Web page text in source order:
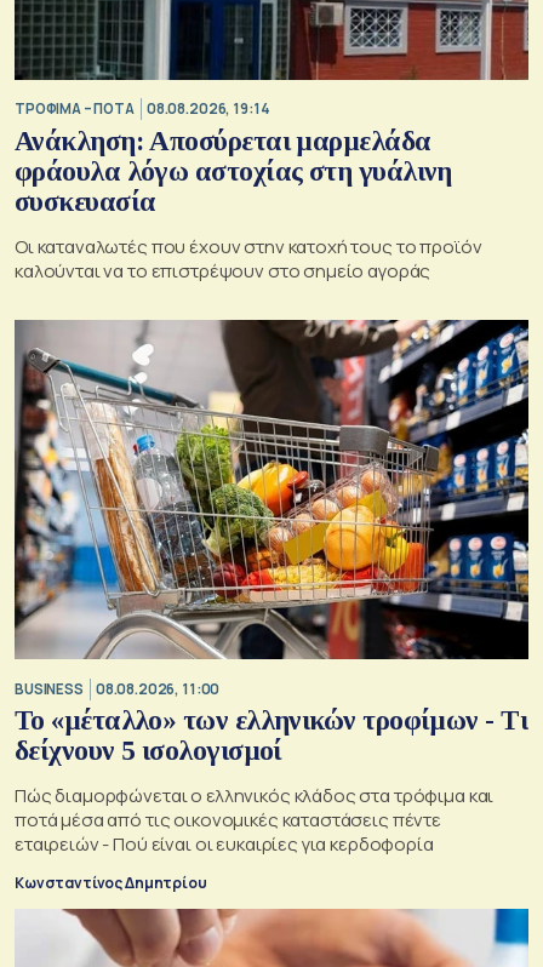
ΤΡΟΦΙΜΑ – ΠΟΤΑ 08.08.2026, 19:14
Ανάκληση: Αποσύρεται μαρμελάδα
φράουλα λόγω αστοχίας στη γυάλινη
συσκευασία
Οι καταναλωτές που έχουν στην κατοχή τους το προϊόν
καλούνται να το επιστρέψουν στο σημείο αγοράς
BUSINESS 08.08.2026, 11:00
Το «μέταλλο» των ελληνικών τροφίμων - Τι
δείχνουν 5 ισολογισμοί
Πώς διαμορφώνεται ο ελληνικός κλάδος στα τρόφιμα και
ποτά μέσα από τις οικονομικές καταστάσεις πέντε
εταιρειών - Πού είναι οι ευκαιρίες για κερδοφορία
Κωνσταντίνος Δημητρίου